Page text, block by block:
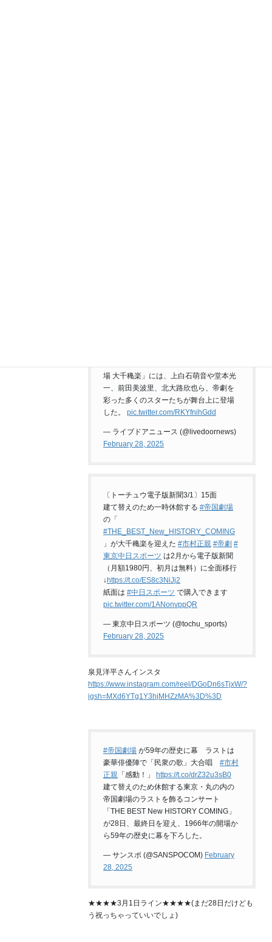
場 大千穐楽」には、上白石萌音や堂本光
一、前田美波里、北大路欣也ら、帝劇を
彩った多くのスターたちが舞台上に登場
した。 pic.twitter.com/RKYfnihGdd
— ライブドアニュース (@livedoornews)
February 28, 2025
〔トーチュウ電子版新聞3/1〕15面
建て替えのため一時休館する #帝国劇場
の「
#THE_BEST_New_HISTORY_COMING
」が大千穐楽を迎えた #市村正親 #帝劇 #
東京中日スポーツ は2月から電子版新聞
（月額1980円、初月は無料）に全面移行
↓https://t.co/ES8c3NiJj2
紙面は #中日スポーツ で購入できます
pic.twitter.com/1ANonvppQR
— 東京中日スポーツ (@tochu_sports)
February 28, 2025
泉見洋平さんインスタ
https://www.instagram.com/reel/DGoDn6sTjxW/?
igsh=MXd6YTg1Y3hjMHZzMA%3D%3D
#帝国劇場 が59年の歴史に幕 ラストは
豪華俳優陣で「民衆の歌」大合唱 #市村
正親 「感動！」 https://t.co/drZ32u3sB0
建て替えのため休館する東京・丸の内の
帝国劇場のラストを飾るコンサート
「THE BEST New HISTORY COMING」
が28日、最終日を迎え、1966年の開場か
ら59年の歴史に幕を下ろした。
— サンスポ (@SANSPOCOM) February
28, 2025
★★★★3月1日ライン★★★★(まだ28日だけども
う祝っちゃっていいでしょ)